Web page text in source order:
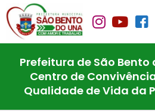
Prefeitura de São Bento
Centro de
Qualidade de Vida da